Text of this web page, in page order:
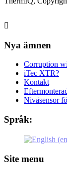
Nya ämnen
Corruption
iTec XTR?
Kontakt
Nivåsensor
Språk:
Site menu